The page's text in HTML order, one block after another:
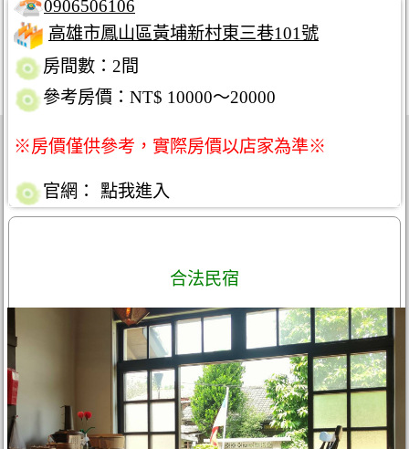
0906506106
高雄市鳳山區黃埔新村東三巷101號
房間數：2間
參考房價：NT$ 10000～20000
※房價僅供參考，實際房價以店家為準※
官網： 點我進入
合法民宿